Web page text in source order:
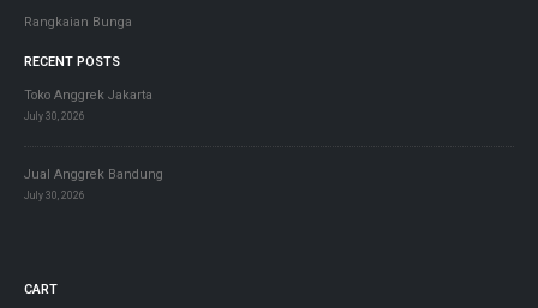
Rangkaian Bunga
RECENT POSTS
Toko Anggrek Jakarta
July 30, 2026
Jual Anggrek Bandung
July 30, 2026
CART